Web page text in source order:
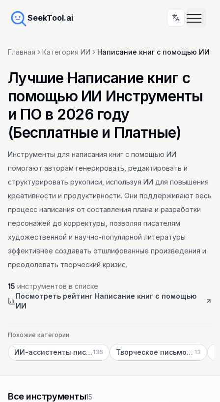
SeekTool.ai
Главная Категория ИИ Написание книг с помощью ИИ
Лучшие Написание книг с
помощью ИИ Инструменты
и ПО в 2026 году
(Бесплатные и Платные)
Инструменты для написания книг с помощью ИИ
помогают авторам генерировать, редактировать и
структурировать рукописи, используя ИИ для повышения
креативности и продуктивности. Они поддерживают весь
процесс написания от составления плана и разработки
персонажей до корректуры, позволяя писателям
художественной и научно-популярной литературы
эффективнее создавать отшлифованные произведения и
преодолевать творческий кризис.
15 инструментов в списке
Посмотреть рейтинг Написание книг с помощью
ИИ
Похожие категории
ИИ-ассистенты письма 136 Творческое письмо с ИИ 13
Все инструменты15